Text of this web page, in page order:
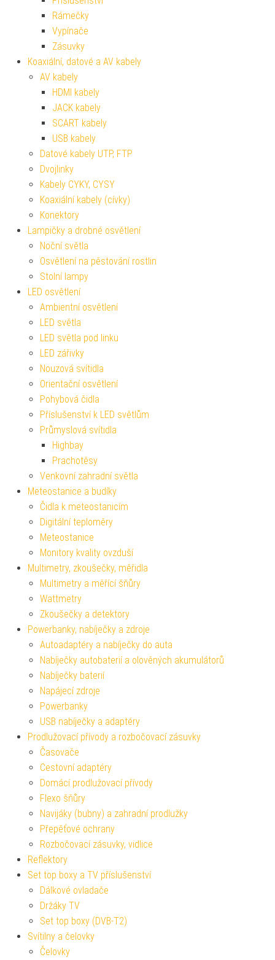
Rámečky
Vypínače
Zásuvky
Koaxiální, datové a AV kabely
AV kabely
HDMI kabely
JACK kabely
SCART kabely
USB kabely
Datové kabely UTP, FTP
Dvojlinky
Kabely CYKY, CYSY
Koaxiální kabely (cívky)
Konektory
Lampičky a drobné osvětlení
Noční světla
Osvětlení na pěstování rostlin
Stolní lampy
LED osvětlení
Ambientní osvětlení
LED světla
LED světla pod linku
LED zářivky
Nouzová svítidla
Orientační osvětlení
Pohybová čidla
Příslušenství k LED světlům
Průmyslová svítidla
Highbay
Prachotěsy
Venkovní zahradní světla
Meteostanice a budíky
Čidla k meteostanicím
Digitální teploměry
Meteostanice
Monitory kvality ovzduší
Multimetry, zkoušečky, měřidla
Multimetry a měřící šňůry
Wattmetry
Zkoušečky a detektory
Powerbanky, nabíječky a zdroje
Autoadaptéry a nabíječky do auta
Nabíječky autobaterií a olověných akumulátorů
Nabíječky baterií
Napájecí zdroje
Powerbanky
USB nabíječky a adaptéry
Prodlužovací přívody a rozbočovací zásuvky
Časovače
Cestovní adaptéry
Domácí prodlužovací přívody
Flexo šňůry
Navijáky (bubny) a zahradní prodlužky
Přepěťové ochrany
Rozbočovací zásuvky, vidlice
Reflektory
Set top boxy a TV příslušenství
Dálkové ovladače
Držáky TV
Set top boxy (DVB-T2)
Svítilny a čelovky
Čelovky